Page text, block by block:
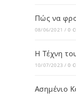
Πώς να
08/06/2021 / 0
Η Τέχνη
10/07/2023 / 0
Ασημένιο